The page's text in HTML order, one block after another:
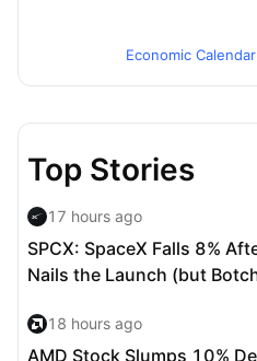
Economic Calendar